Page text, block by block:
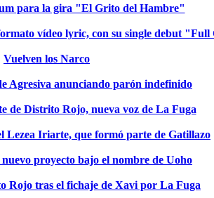
para la gira "El Grito del Hambre"
vídeo lyric, con su single debut "Full
Vuelven los Narco
Agresiva anunciando parón indefinido
de Distrito Rojo, nueva voz de La Fuga
Lezea Iriarte, que formó parte de Gatillazo
proyecto bajo el nombre de Uoho
Rojo tras el fichaje de Xavi por La Fuga